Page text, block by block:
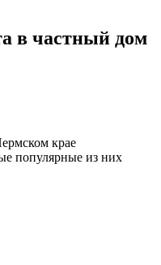
в частный дом
крае
популярные из них